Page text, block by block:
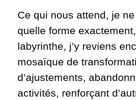
Ce qui nous attend, je
quelle forme
labyrinthe, j’y reviens
mosaïque de
d’ajustements,
activités, renforçant